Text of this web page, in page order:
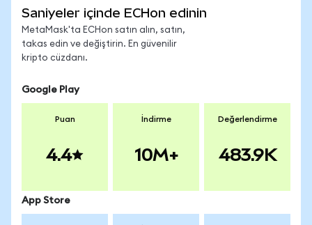
Saniyeler içinde ECHon edinin
MetaMask'ta ECHon satın alın, satın,
takas edin ve değiştirin. En güvenilir
kripto cüzdanı.
Google Play
Puan
4.4
İndirme
10M+
Değerlendirme
483.9K
App Store